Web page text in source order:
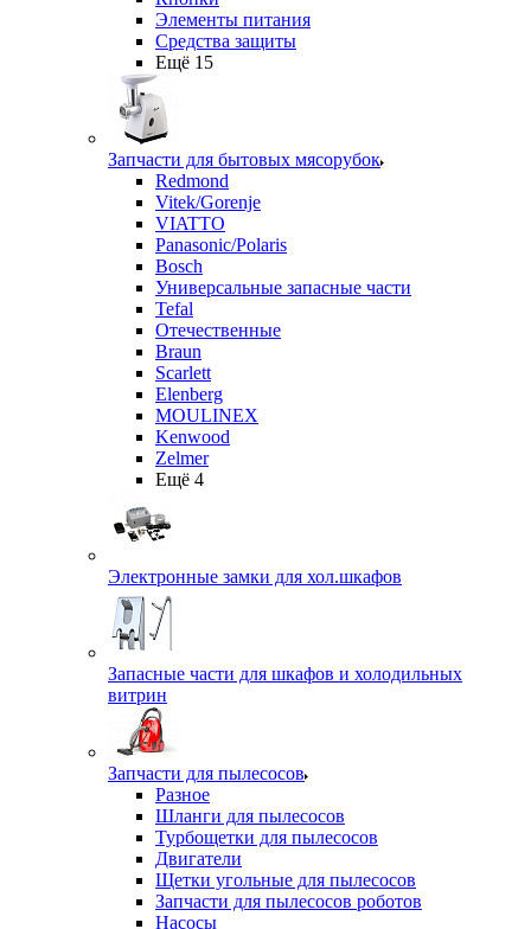
Элементы питания
Средства защиты
Ещё 15
Запчасти для бытовых мясорубок
Redmond
Vitek/Gorenje
VIATTO
Panasonic/Polaris
Bosch
Универсальные запасные части
Tefal
Отечественные
Braun
Scarlett
Elenberg
MOULINEX
Kenwood
Zelmer
Ещё 4
Электронные замки для хол.шкафов
Запасные части для шкафов и холодильных
витрин
Запчасти для пылесосов
Разное
Шланги для пылесосов
Турбощетки для пылесосов
Двигатели
Щетки угольные для пылесосов
Запчасти для пылесосов роботов
Насосы